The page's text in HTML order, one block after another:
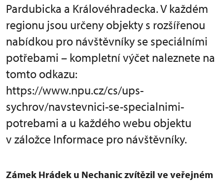
Pardubicka a Královéhradecka. V každém
regionu jsou určeny objekty s rozšířenou
nabídkou pro návštěvníky se speciálními
potřebami – kompletní výčet naleznete na
tomto odkazu:
https://www.npu.cz/cs/ups-
sychrov/navstevnici-se-specialnimi-
potrebami a u každého webu objektu
v záložce Informace pro návštěvníky.
Zámek Hrádek u Nechanic zvítězil ve veřejném